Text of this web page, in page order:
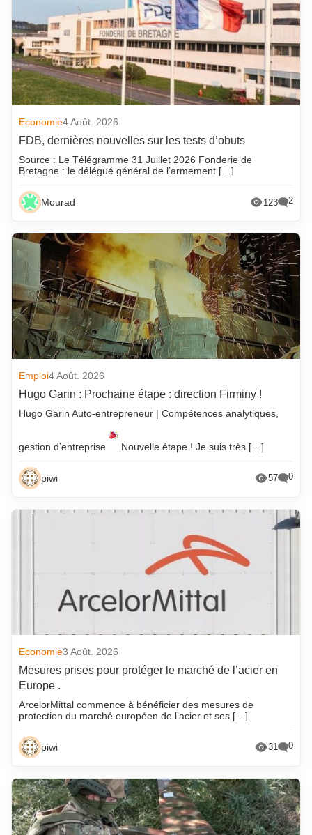
Economie4 Août. 2026
FDB, dernières nouvelles sur les tests d’obuts
Source : Le Télégramme 31 Juillet 2026 Fonderie de
Bretagne : le délégué général de l’armement […]
Mourad 123 2
Emploi4 Août. 2026
Hugo Garin : Prochaine étape : direction Firminy !
Hugo Garin Auto-entrepreneur | Compétences analytiques,
gestion d’entreprise Nouvelle étape ! Je suis très […]
piwi 57 0
Economie3 Août. 2026
Mesures prises pour protéger le marché de l’acier en
Europe .
ArcelorMittal commence à bénéficier des mesures de
protection du marché européen de l’acier et ses […]
piwi 31 0